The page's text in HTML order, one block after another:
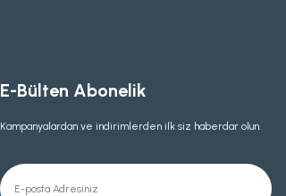
E-Bülten Abonelik
Kampanyalardan ve indirimlerden ilk siz haberdar olun.